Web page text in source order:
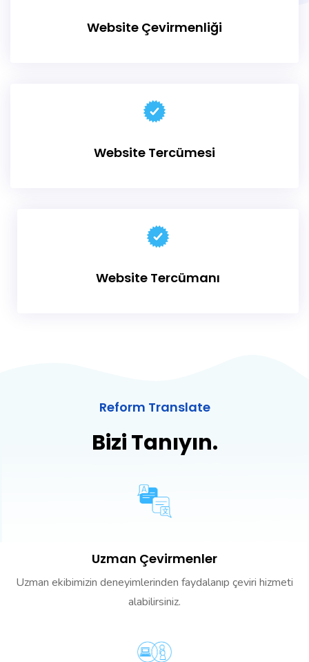
Website Çevirmenliği
Website Tercümesi
Website Tercümanı
Reform Translate
Bizi Tanıyın.
Uzman Çevirmenler
Uzman ekibimizin deneyimlerinden faydalanıp çeviri hizmeti
alabilirsiniz.